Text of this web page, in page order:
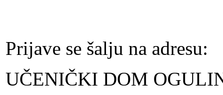
Prijave se šalju na adresu:
UČENIČKI DOM